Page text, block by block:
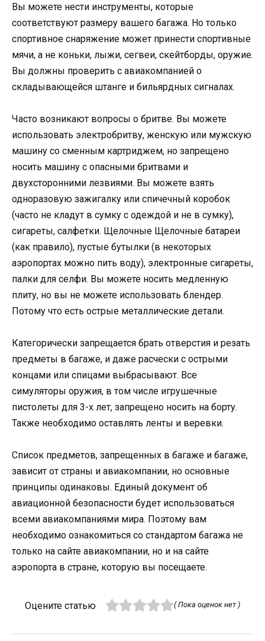
Вы можете нести инструменты, которые
соответствуют размеру вашего багажа. Но только
спортивное снаряжение может принести спортивные
мячи, а не коньки, лыжи, сегвеи, скейтборды, оружие.
Вы должны проверить с авиакомпанией о
складывающейся штанге и бильярдных сигналах.
Часто возникают вопросы о бритве. Вы можете
использовать электробритву, женскую или мужскую
машину со сменным картриджем, но запрещено
носить машину с опасными бритвами и
двухсторонними лезвиями. Вы можете взять
одноразовую зажигалку или спичечный коробок
(часто не кладут в сумку с одеждой и не в сумку),
сигареты, салфетки. Щелочные Щелочные батареи
(как правило), пустые бутылки (в некоторых
аэропортах можно пить воду), электронные сигареты,
палки для селфи. Вы можете носить медленную
плиту, но вы не можете использовать блендер.
Потому что есть острые металлические детали.
Категорически запрещается брать отверстия и резать
предметы в багаже, и даже расчески с острыми
концами или спицами выбрасывают. Все
симуляторы оружия, в том числе игрушечные
пистолеты для 3-х лет, запрещено носить на борту.
Также необходимо оставлять ленты и веревки.
Список предметов, запрещенных в багаже ​​и багаже,
зависит от страны и авиакомпании, но основные
принципы одинаковы. Единый документ об
авиационной безопасности будет использоваться
всеми авиакомпаниями мира. Поэтому вам
необходимо ознакомиться со стандартом багажа не
только на сайте авиакомпании, но и на сайте
аэропорта в стране, которую вы посещаете.
Оцените статью ( Пока оценок нет )